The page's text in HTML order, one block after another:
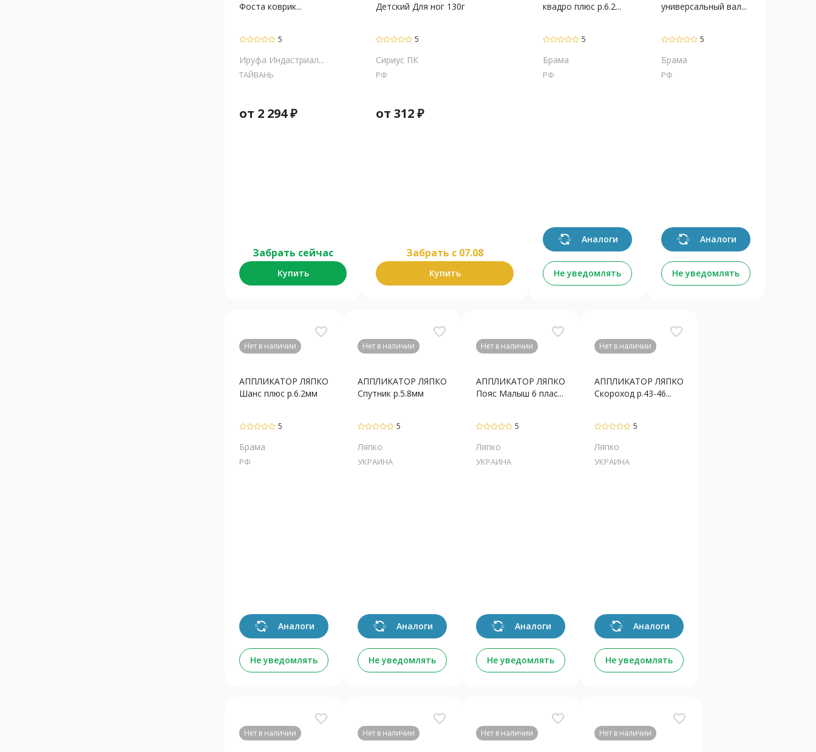
Фоста коврик...
5
Ируфа Индастриал...
ТАЙВАНЬ
от 2 294₽
Забрать сейчас
Купить
Детский Для ног 130г
5
Сириус ПК
РФ
от 312₽
Забрать c 07.08
Купить
квадро плюс р.6.2...
5
Брама
РФ
Аналоги
Не уведомлять
универсальный вал...
5
Брама
РФ
Аналоги
Не уведомлять
favorite_border
Нет в наличии
АППЛИКАТОР ЛЯПКО
Шанс плюс р.6.2мм
5
Брама
РФ
Аналоги
Не уведомлять
favorite_border
Нет в наличии
АППЛИКАТОР ЛЯПКО
Спутник р.5.8мм
5
Ляпко
УКРАИНА
Аналоги
Не уведомлять
favorite_border
Нет в наличии
АППЛИКАТОР ЛЯПКО
Пояс Малыш 6 плас...
5
Ляпко
УКРАИНА
Аналоги
Не уведомлять
favorite_border
Нет в наличии
АППЛИКАТОР ЛЯПКО
Скороход р.43-46...
5
Ляпко
УКРАИНА
Аналоги
Не уведомлять
favorite_border
Нет в наличии
favorite_border
Нет в наличии
favorite_border
Нет в наличии
favorite_border
Нет в наличии